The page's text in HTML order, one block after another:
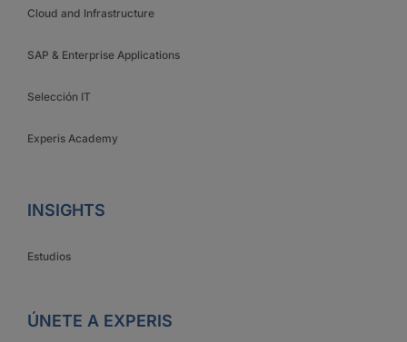
Cloud and Infrastructure
SAP & Enterprise Applications
Selección IT
Experis Academy
INSIGHTS
Estudios
ÚNETE A EXPERIS